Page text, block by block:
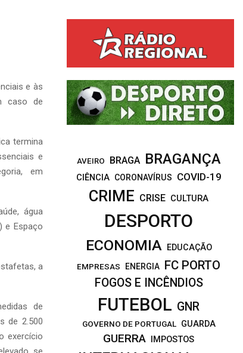
e às
caso de
termina
e
em
água
e Espaço
a
de
de 2.500
exercício
o
r
:
R
C
H
AVEIRO BRAGA BRAGANÇA
CIÊNCIA CORONAVÍRUS COVID-19
CRIME CRISE CULTURA
DESPORTO
ECONOMIA
EDUCAÇÃO
EMPRESAS
ENERGIA FC PORTO
FOGOS E INCÊNDIOS
FUTEBOL GNR
GOVERNO DE PORTUGAL GUARDA
GUERRA IMPOSTOS